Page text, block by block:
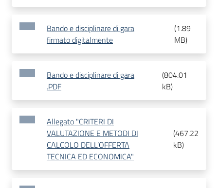
Bando e disciplinare di gara
firmato digitalmente
(1.89
MB)
Bando e disciplinare di gara
.PDF
(804.01
kB)
Allegato "CRITERI DI
VALUTAZIONE E METODI DI
CALCOLO DELL’OFFERTA
TECNICA ED ECONOMICA"
(467.22
kB)